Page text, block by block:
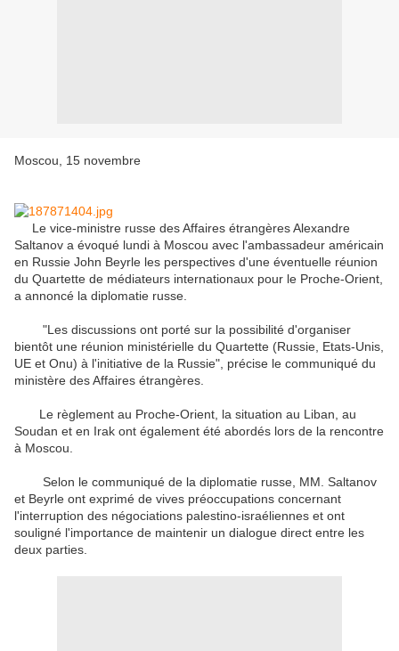
Moscou, 15 novembre
Le vice-ministre russe des Affaires étrangères Alexandre
Saltanov a évoqué lundi à Moscou avec l'ambassadeur américain
en Russie John Beyrle les perspectives d'une éventuelle réunion
du Quartette de médiateurs internationaux pour le Proche-Orient,
a annoncé la diplomatie russe.
"Les discussions ont porté sur la possibilité d'organiser
bientôt une réunion ministérielle du Quartette (Russie, Etats-Unis,
UE et Onu) à l'initiative de la Russie", précise le communiqué du
ministère des Affaires étrangères.
Le règlement au Proche-Orient, la situation au Liban, au
Soudan et en Irak ont également été abordés lors de la rencontre
à Moscou.
Selon le communiqué de la diplomatie russe, MM. Saltanov
et Beyrle ont exprimé de vives préoccupations concernant
l'interruption des négociations palestino-israéliennes et ont
souligné l'importance de maintenir un dialogue direct entre les
deux parties.